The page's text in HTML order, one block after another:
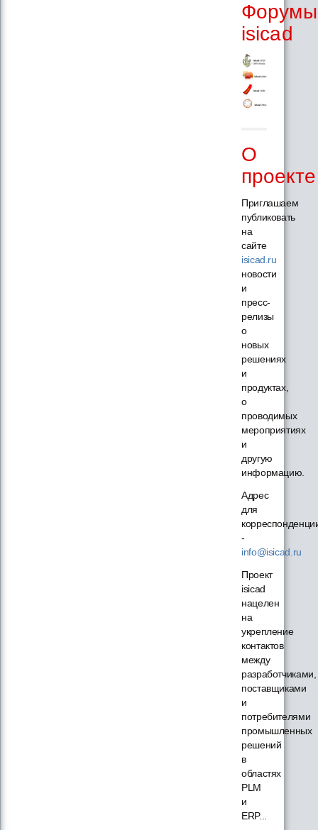
Форумы
isicad
О
проекте
Приглашаем
публиковать
на
сайте
isicad.ru
новости
и
пресс-
релизы
о
новых
решениях
и
продуктах,
о
проводимых
мероприятиях
и
другую
информацию.
Адрес
для
-
info@isicad.ru
Проект
isicad
нацелен
на
укрепление
контактов
между
разработчиками,
поставщиками
и
потребителями
промышленных
решений
в
областях
PLM
и
ERP...